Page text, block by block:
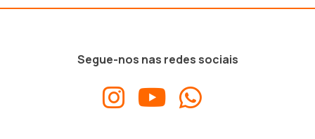
Segue-nos nas redes sociais